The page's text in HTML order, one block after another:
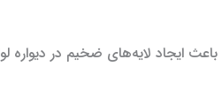
ایجاد لایه‌های ضخیم در دیواره